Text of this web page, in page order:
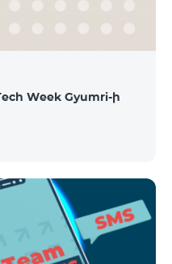
Week Gyumri-ի